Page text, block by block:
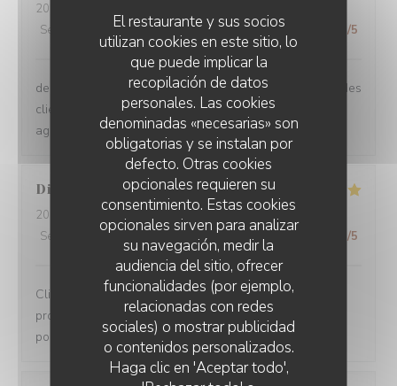
El restaurante y sus socios
utilizan cookies en este sitio, lo
que puede implicar la
recopilación de datos
personales. Las cookies
denominadas «necesarias» son
obligatorias y se instalan por
defecto. Otras cookies
opcionales requieren su
consentimiento. Estas cookies
opcionales sirven para analizar
su navegación, medir la
audiencia del sitio, ofrecer
funcionalidades (por ejemplo,
relacionadas con redes
sociales) o mostrar publicidad
o contenidos personalizados.
Haga clic en 'Aceptar todo',
2026-07-09
Servicio
Ambiente: 5/5 Menú: 5/5 Calidad / Precio /5
de très bon professionnels très avenants et à l'écoute des
clients. Plats variés et très abondants. Un moment très
agréable à passer sur la terrasse extérieure.
Diana
2026-07-06
- 12:00 - Invitados 3
Servicio
Menú Calidad / Precio /5
Clients depuis plusieurs années. Qualité,
professionnalisme, prix compétitifs. Gentillesse. Enfin tt
pour rester clients. N hésitez pas surtout
LE CHALET DE NEUILLY